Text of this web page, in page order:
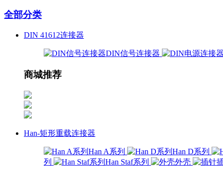
全部分类
DIN 41612连接器
DIN信号连接器
商城推荐
Han-矩形重载连接器
Han A系列 Han D系列
列
Han Staf系列 外壳